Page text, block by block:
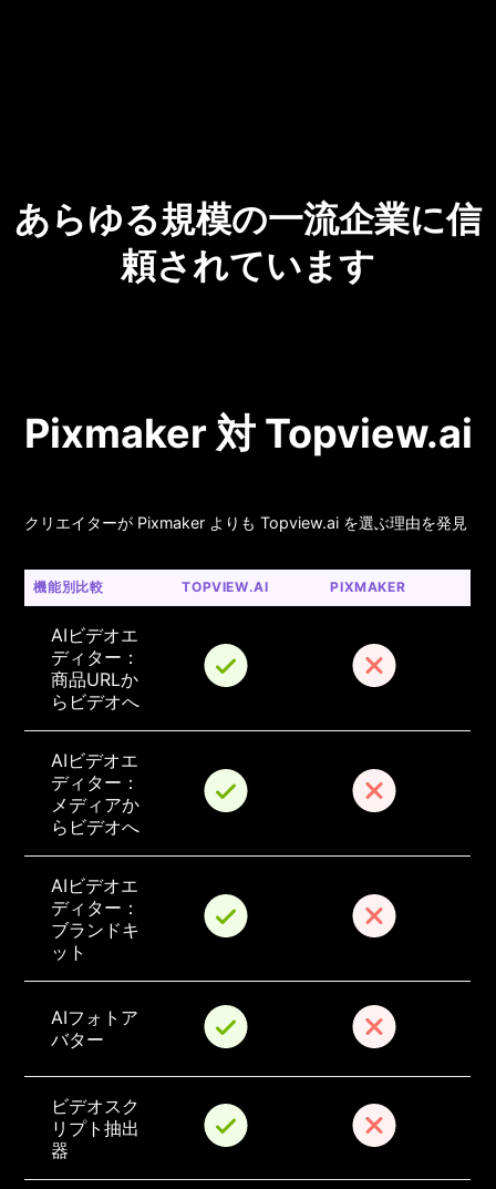
あらゆる規模の一流企業に信
頼されています
Pixmaker 対 Topview.ai
クリエイターが Pixmaker よりも Topview.ai を選ぶ理由を発見
機能別比較 TOPVIEW.AI PIXMAKER
AIビデオエ
ディター：
商品URLか
らビデオへ
AIビデオエ
ディター：
メディアか
らビデオへ
AIビデオエ
ディター：
ブランドキ
ット
AIフォトア
バター
ビデオスク
リプト抽出
器